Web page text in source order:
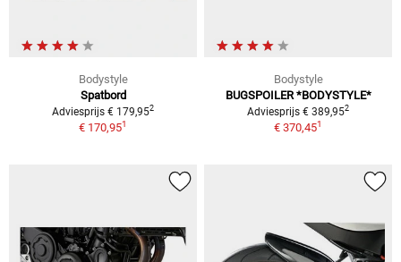
Bodystyle
Spatbord
Adviesprijs € 179,952
€ 170,951
Bodystyle
BUGSPOILER *BODYSTYLE*
Adviesprijs € 389,952
€ 370,451